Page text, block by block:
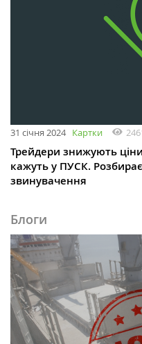
31 січня 2024 Картки
Трейдери знижують
кажуть у ПУСК.
звинувачення
Блоги